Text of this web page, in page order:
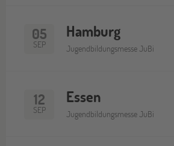
05
SEP
Hamburg
Jugendbildungsmesse JuBi
12
SEP
Essen
Jugendbildungsmesse JuBi